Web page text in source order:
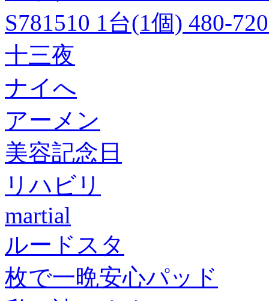
S781510 1台(1個) 480-
十三夜
ナイへ
アーメン
美容記念日
リハビリ
martial
ルードスタ
枚で一晩安心パッド